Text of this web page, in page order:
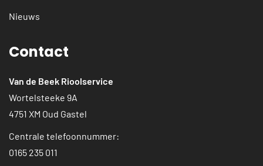
Nieuws
Contact
Van de Beek Rioolservice
Wortelsteeke 9A
4751 XM Oud Gastel
Centrale telefoonnummer:
0165 235 011